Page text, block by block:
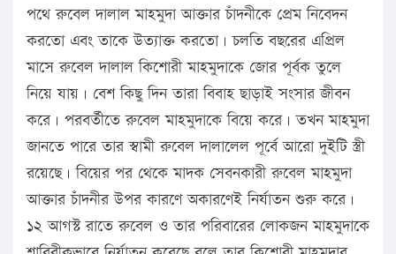
পথে রুবেল দালাল মাহমুদা আক্তার চাঁদনীকে প্রেম নিবেদন
করতো এবং তাকে উত্যাক্ত করতো। চলতি বছরের এপ্রিল
মাসে রুবেল দালাল কিশোরী মাহমুদাকে জোর পূর্বক তুলে
নিয়ে যায়। বেশ কিছু দিন তারা বিবাহ ছাড়াই সংসার জীবন
করে। পরবর্তীতে রুবেল মাহমুদাকে বিয়ে করে। তখন মাহমুদা
জানতে পারে তার স্বামী রুবেল দালালেল পূর্বে আরো দুইটি স্ত্রী
রয়েছে। বিয়ের পর থেকে মাদক সেবনকারী রুবেল মাহমুদা
আক্তার চাঁদনীর উপর কারণে অকারণেই নির্যাতন শুরু করে।
১২ আগস্ট রাতে রুবেল ও তার পরিবারের লোকজন মাহমুদাকে